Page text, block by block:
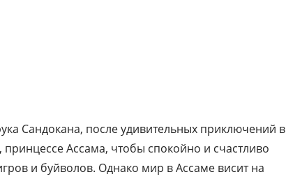
Сандокана, после удивительных приключений в
Ассама, чтобы спокойно и счастливо
и буйволов. Однако мир в Ассаме висит на